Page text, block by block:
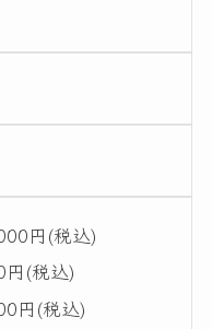
円(税込)
(税込)
円(税込)